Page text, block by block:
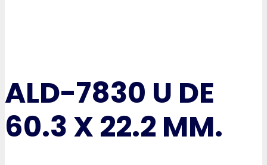
ALD-7830 U DE
60.3 X 22.2 MM.